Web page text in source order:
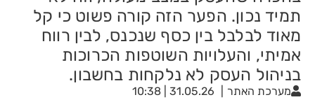
תמיד נכון. הפער הזה קורה פשוט כי קל
מאוד לבלבל בין כסף שנכנס, לבין רווח
אמיתי, והעלויות השוטפות הכרוכות
בניהול העסק לא נלקחות בחשבון.
מערכת האתר 31.05.26 | 10:38